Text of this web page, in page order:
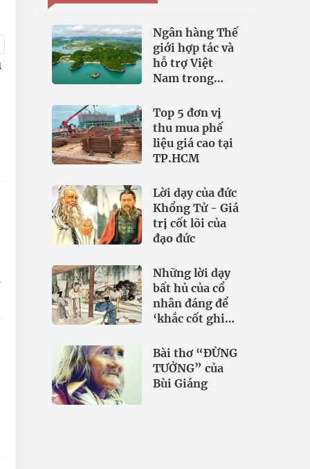
Ngân hàng Thế
giới hợp tác và
hỗ trợ Việt
Nam trong
ninh nguồn
nước
Top 5 đơn vị
thu mua phế
liệu giá cao tại
TP.HCM
Lời dạy của đức
Khổng Tử - Giá
trị cốt lõi của
đạo đức
Những lời dạy
bất hủ của cổ
nhân đáng để
‘khắc cốt ghi
Bài thơ “ĐỪNG
TƯỞNG” của
Bùi Giáng